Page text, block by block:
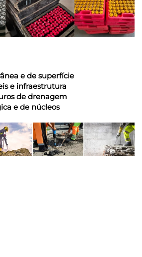
e de superfície
e infraestrutura
de drenagem
e de núcleos